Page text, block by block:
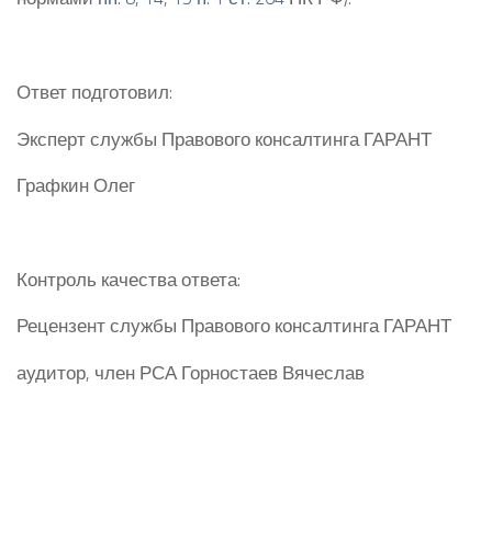
Ответ подготовил:
Эксперт службы Правового консалтинга ГАРАНТ
Графкин Олег
Контроль качества ответа:
Рецензент службы Правового консалтинга ГАРАНТ
аудитор, член РСА Горностаев Вячеслав